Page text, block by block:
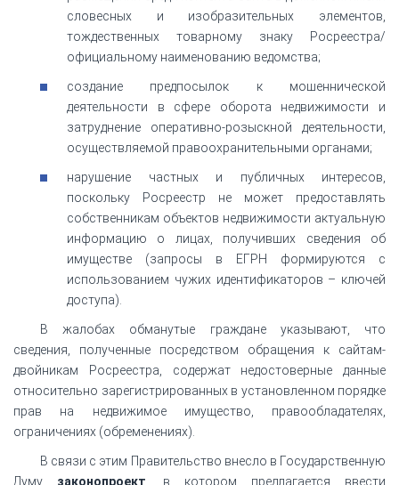
словесных и изобразительных элементов,
тождественных товарному знаку Росреестра/
официальному наименованию ведомства;
создание предпосылок к мошеннической
деятельности в сфере оборота недвижимости и
затруднение оперативно-розыскной деятельности,
осуществляемой правоохранительными органами;
нарушение частных и публичных интересов,
поскольку Росреестр не может предоставлять
собственникам объектов недвижимости актуальную
информацию о лицах, получивших сведения об
имуществе (запросы в ЕГРН формируются с
использованием чужих идентификаторов – ключей
доступа).
В жалобах обманутые граждане указывают, что
сведения, полученные посредством обращения к сайтам-
двойникам Росреестра, содержат недостоверные данные
относительно зарегистрированных в установленном порядке
прав на недвижимое имущество, правообладателях,
ограничениях (обременениях).
В связи с этим Правительство внесло в Государственную
Думу законопроект , в котором предлагается ввести